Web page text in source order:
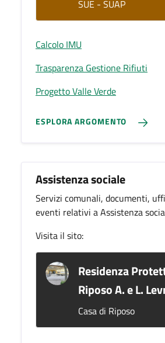
SUE - SUAP
Calcolo IMU
Trasparenza Gestione Rifiuti
Progetto Valle Verde
ESPLORA ARGOMENTO
Assistenza sociale
Servizi comunali, documenti,
eventi relativi a Assistenza
Visita il sito:
Residenza
Riposo A. e L.
Casa di Riposo